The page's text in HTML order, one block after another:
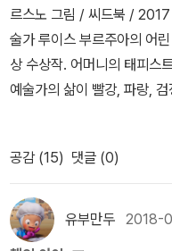
하는 영상이 올려져 있길래
세 단어로 표현한 장면이 특
de to Literature (문학작품
은 World of Words (단어로
았지만성장함에 따라 고전
림책에 숨어 있을지 찾아보
장 가치 있는 책으로 아이와
기다려 봅니다.
겠는가?훅 넘겨봤는데 타이
묘하고 아름다운 책이다.
공감 (15) 댓글 (0)
유부만두 2018-